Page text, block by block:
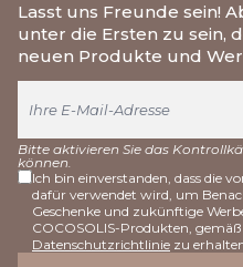
Lasst uns Freunde sein!
unter die Ersten zu sein,
neuen Produkte und
Bitte aktivieren Sie das
können.
Ich bin einverstanden, dass die
dafür verwendet wird, um
Geschenke und zukünftige
COCOSOLIS-Produkten, gemäß
Datenschutzrichtlinie zu